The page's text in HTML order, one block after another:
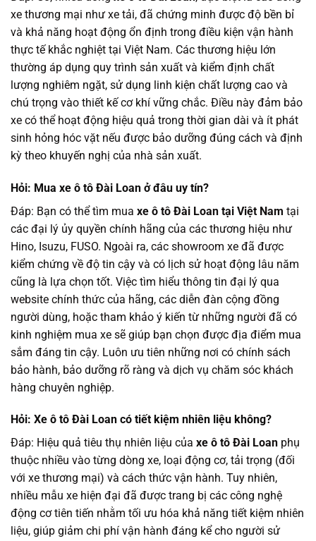
xe thương mại như xe tải, đã chứng minh được độ bền bỉ
và khả năng hoạt động ổn định trong điều kiện vận hành
thực tế khắc nghiệt tại Việt Nam. Các thương hiệu lớn
thường áp dụng quy trình sản xuất và kiểm định chất
lượng nghiêm ngặt, sử dụng linh kiện chất lượng cao và
chú trọng vào thiết kế cơ khí vững chắc. Điều này đảm bảo
xe có thể hoạt động hiệu quả trong thời gian dài và ít phát
sinh hỏng hóc vặt nếu được bảo dưỡng đúng cách và định
kỳ theo khuyến nghị của nhà sản xuất.
Hỏi: Mua xe ô tô Đài Loan ở đâu uy tín?
Đáp: Bạn có thể tìm mua xe ô tô Đài Loan tại Việt Nam tại
các đại lý ủy quyền chính hãng của các thương hiệu như
Hino, Isuzu, FUSO. Ngoài ra, các showroom xe đã được
kiểm chứng về độ tin cậy và có lịch sử hoạt động lâu năm
cũng là lựa chọn tốt. Việc tìm hiểu thông tin đại lý qua
website chính thức của hãng, các diễn đàn cộng đồng
người dùng, hoặc tham khảo ý kiến từ những người đã có
kinh nghiệm mua xe sẽ giúp bạn chọn được địa điểm mua
sắm đáng tin cậy. Luôn ưu tiên những nơi có chính sách
bảo hành, bảo dưỡng rõ ràng và dịch vụ chăm sóc khách
hàng chuyên nghiệp.
Hỏi: Xe ô tô Đài Loan có tiết kiệm nhiên liệu không?
Đáp: Hiệu quả tiêu thụ nhiên liệu của xe ô tô Đài Loan phụ
thuộc nhiều vào từng dòng xe, loại động cơ, tải trọng (đối
với xe thương mại) và cách thức vận hành. Tuy nhiên,
nhiều mẫu xe hiện đại đã được trang bị các công nghệ
động cơ tiên tiến nhằm tối ưu hóa khả năng tiết kiệm nhiên
liệu, giúp giảm chi phí vận hành đáng kể cho người sử